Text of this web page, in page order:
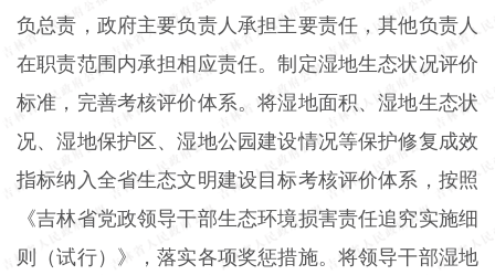
负总责，政府主要负责人承担主要责任，其他负责人
在职责范围内承担相应责任。制定湿地生态状况评价
标准，完善考核评价体系。将湿地面积、湿地生态状
况、湿地保护区、湿地公园建设情况等保护修复成效
指标纳入全省生态文明建设目标考核评价体系，按照
《吉林省党政领导干部生态环境损害责任追究实施细
则（试行）》，落实各项奖惩措施。将领导干部湿地